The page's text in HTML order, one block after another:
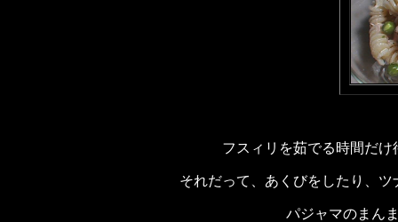
フスィリを茹でる時間だ
それだって、あくびをしたり、
パジャマのまん